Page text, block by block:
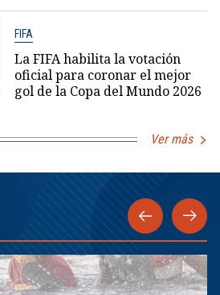
FIFA
La FIFA habilita la votación
oficial para coronar el mejor
gol de la Copa del Mundo 2026
Ver más